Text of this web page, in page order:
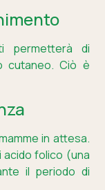
permetterà di
cutaneo. Ciò è
in attesa.
folico (una
il periodo di